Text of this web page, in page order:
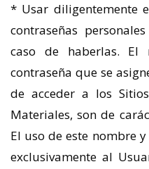
* Usar diligentemente
contraseñas
caso de haberlas.
contraseña que se
de acceder a los
Materiales, son de
El uso de este nombre
exclusivamente al